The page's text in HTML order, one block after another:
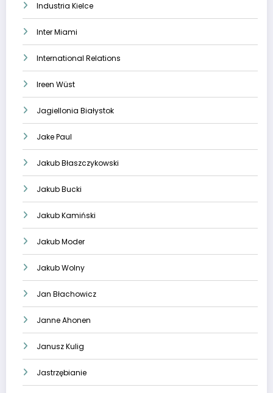
Industria Kielce
Inter Miami
International Relations
Ireen Wüst
Jagiellonia Białystok
Jake Paul
Jakub Błaszczykowski
Jakub Bucki
Jakub Kamiński
Jakub Moder
Jakub Wolny
Jan Błachowicz
Janne Ahonen
Janusz Kulig
Jastrzębianie